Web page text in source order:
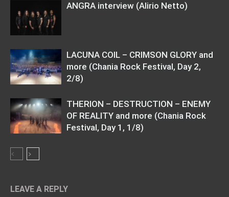
ANGRA interview (Alirio Netto)
LACUNA COIL – CRIMSON GLORY and
more (Chania Rock Festival, Day 2,
2/8)
THERION – DESTRUCTION – ENEMY
OF REALITY and more (Chania Rock
Festival, Day 1, 1/8)
LEAVE A REPLY